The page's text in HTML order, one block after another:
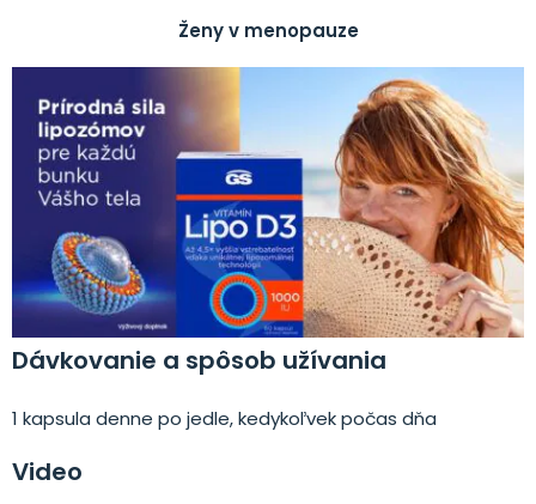
Ženy v menopauze
Dávkovanie a spôsob užívania
1 kapsula denne po jedle, kedykoľvek počas dňa
Video